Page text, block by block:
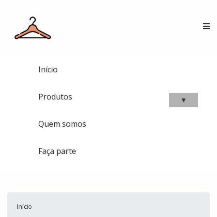
Início
Produtos ▾
Quem somos
Faça parte
Início